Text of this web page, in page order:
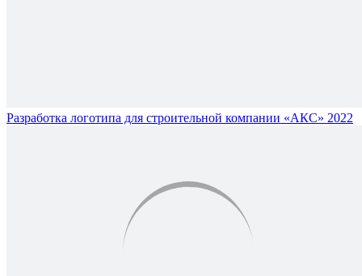
Разработка логотипа для строительной компании «АКС» 2022